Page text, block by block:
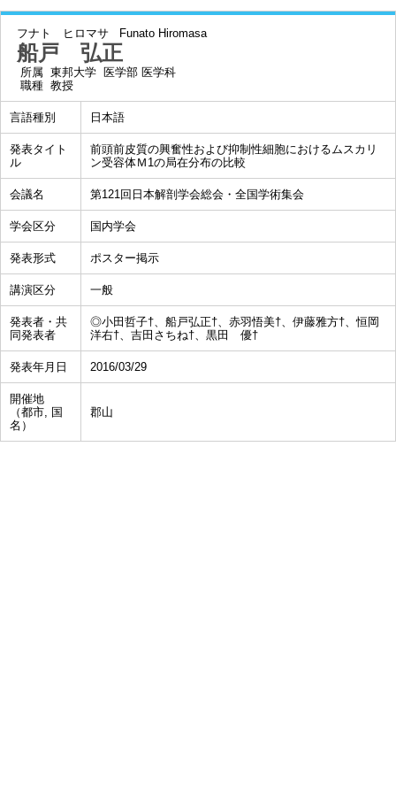
フナト ヒロマサ Funato Hiromasa
船戸 弘正
所属 東邦大学 医学部 医学科
職種 教授
言語種別 日本語
発表タイト
ル
前頭前皮質の興奮性および抑制性細胞におけるムスカリ
ン受容体Ｍ1の局在分布の比較
会議名 第121回日本解剖学会総会・全国学術集会
学会区分 国内学会
発表形式 ポスター掲示
講演区分 一般
発表者・共
同発表者
◎小田哲子†、船戸弘正†、赤羽悟美†、伊藤雅方†、恒岡
洋右†、吉田さちね†、黒田 優†
発表年月日 2016/03/29
開催地
（都市, 国
名）
郡山